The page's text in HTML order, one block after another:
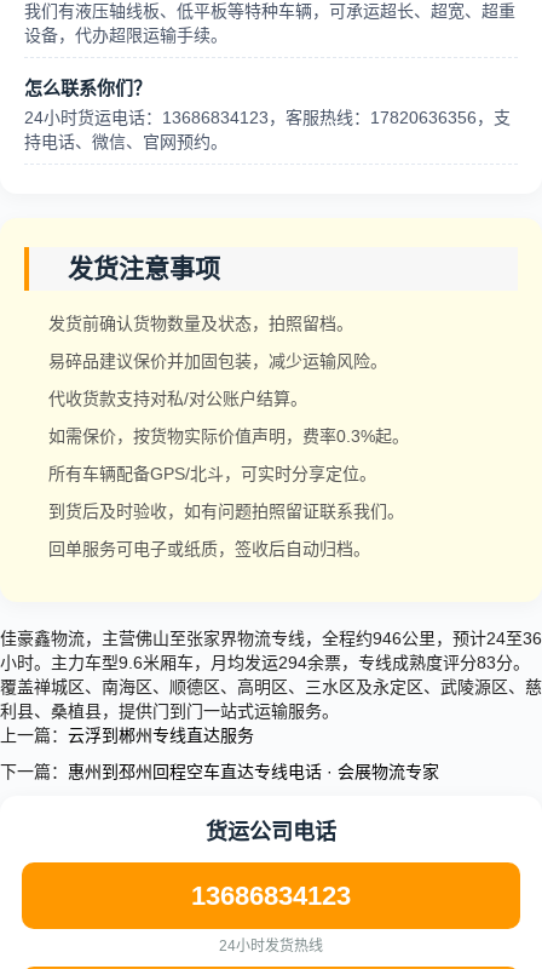
我们有液压轴线板、低平板等特种车辆，可承运超长、超宽、超重
设备，代办超限运输手续。
怎么联系你们？
24小时货运电话：13686834123，客服热线：17820636356，支
持电话、微信、官网预约。
发货注意事项
发货前确认货物数量及状态，拍照留档。
易碎品建议保价并加固包装，减少运输风险。
代收货款支持对私/对公账户结算。
如需保价，按货物实际价值声明，费率0.3%起。
所有车辆配备GPS/北斗，可实时分享定位。
到货后及时验收，如有问题拍照留证联系我们。
回单服务可电子或纸质，签收后自动归档。
佳豪鑫物流，主营佛山至张家界物流专线，全程约946公里，预计24至36
小时。主力车型9.6米厢车，月均发运294余票，专线成熟度评分83分。
覆盖禅城区、南海区、顺德区、高明区、三水区及永定区、武陵源区、慈
利县、桑植县，提供门到门一站式运输服务。
上一篇： 云浮到郴州专线直达服务
下一篇： 惠州到邳州回程空车直达专线电话 · 会展物流专家
货运公司电话
13686834123
24小时发货热线